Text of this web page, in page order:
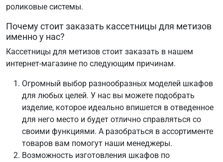
роликовые системы.
Почему стоит заказать кассетницы для метизов
именно у нас?
Кассетницы для метизов стоит заказать в нашем
интернет-магазине по следующим причинам.
Огромный выбор разнообразных моделей шкафов
для любых целей. У нас вы можете подобрать
изделие, которое идеально впишется в отведенное
для него место и будет отлично справляться со
своими функциями. А разобраться в ассортименте
товаров вам помогут наши менеджеры.
Возможность изготовления шкафов по